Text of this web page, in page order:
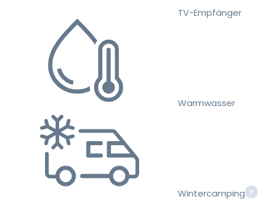
TV-Empfänger
Warmwasser
Wintercamping